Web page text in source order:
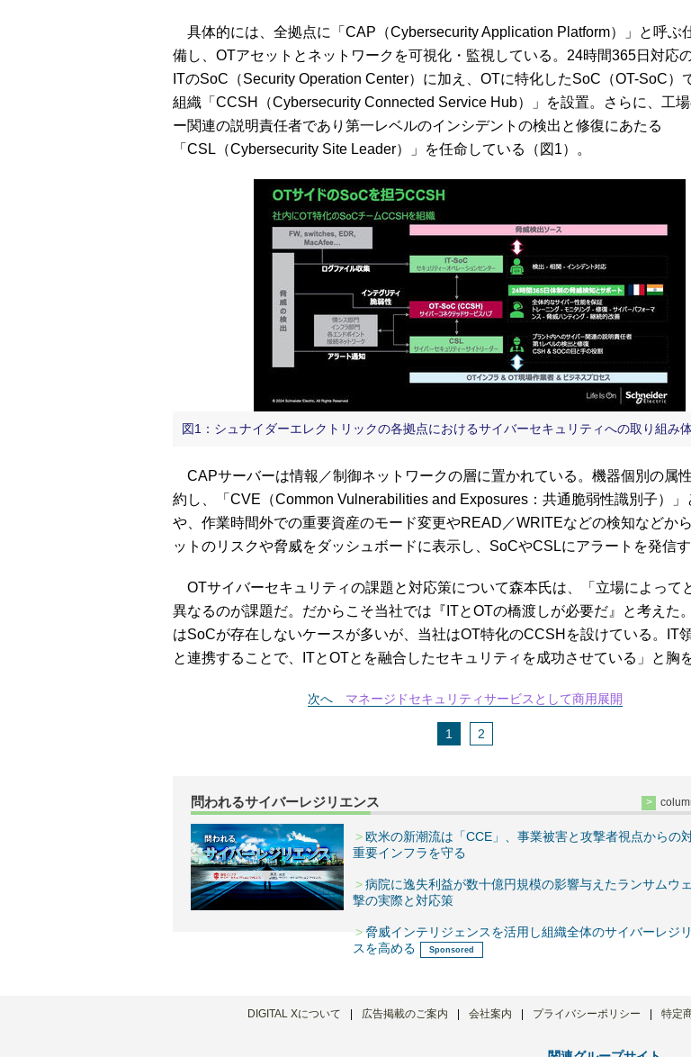
具体的には、全拠点に「CAP（Cybersecurity Application Platform）」と呼ぶ
備し、OTアセットとネットワークを可視化・監視している。24時間365日対応の
ITのSoC（Security Operation Center）に加え、OTに特化したSoC（OT-SoC）
組織「CCSH（Cybersecurity Connected Service Hub）」を設置。さらに、工
ー関連の説明責任者であり第一レベルのインシデントの検出と修復にあたる
「CSL（Cybersecurity Site Leader）」を任命している（図1）。
図1：シュナイダーエレクトリックの各拠点におけるサイバーセキュリティへの取り組み
CAPサーバーは情報／制御ネットワークの層に置かれている。機器個別の属
約し、「CVE（Common Vulnerabilities and Exposures：共通脆弱性識別子）」
や、作業時間外での重要資産のモード変更やREAD／WRITEなどの検知などか
ットのリスクや脅威をダッシュボードに表示し、SoCやCSLにアラートを発信す
OTサイバーセキュリティの課題と対応策について森本氏は、「立場によって
異なるのが課題だ。だからこそ当社では『ITとOTの橋渡しが必要だ』と考えた
はSoCが存在しないケースが多いが、当社はOT特化のCCSHを設けている。IT
と連携することで、ITとOTとを融合したセキュリティを成功させている」と胸を
次へ マネージドセキュリティサービスとして商用展開
1 2
問われるサイバーレジリエンス
欧米の新潮流は「CCE」、事業被害と攻撃者視点からの
重要インフラを守る
病院に逸失利益が数十億円規模の影響与えたランサムウ
撃の実際と対応策
脅威インテリジェンスを活用し組織全体のサイバーレジ
スを高める
DIGITAL Xについて 広告掲載のご案内 会社案内 プライバシーポリシー 特定